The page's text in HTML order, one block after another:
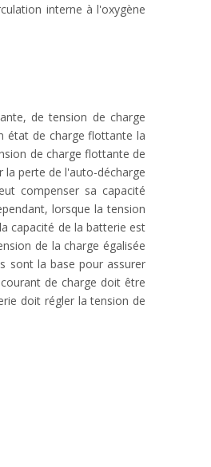
interne à l'oxygène
de tension de charge
état de charge flottante la
de charge flottante de
perte de l'auto-décharge
compenser sa capacité
lorsque la tension
capacité de la batterie est
de la charge égalisée
sont la base pour assurer
de charge doit être
doit régler la tension de